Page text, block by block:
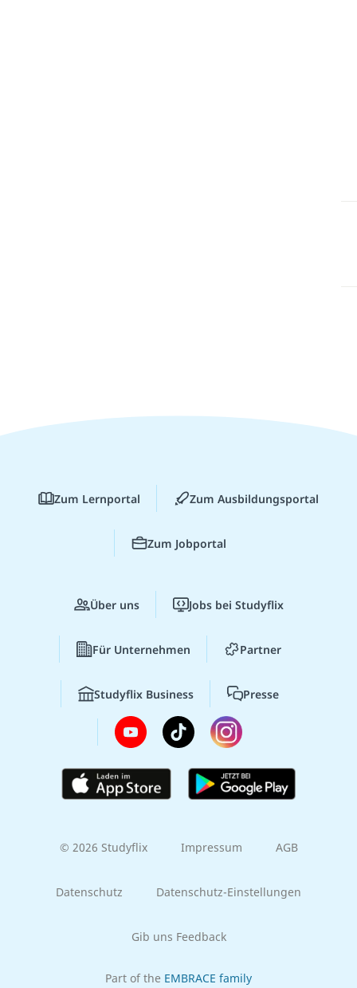
Zum Lernportal Zum Ausbildungsportal
Zum Jobportal
Über uns Jobs bei Studyflix
Für Unternehmen Partner
Studyflix Business Presse
© 2026 Studyflix Impressum AGB
Datenschutz Datenschutz-Einstellungen
Gib uns Feedback
Part of the EMBRACE family